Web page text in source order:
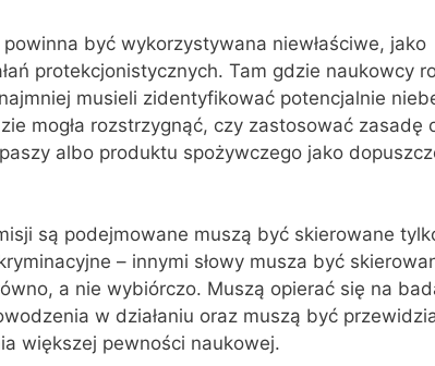
być wykorzystywana niewłaściwe, jako
protekcjonistycznych. Tam gdzie naukowcy
musieli zidentyfikować potencjalnie
mogła rozstrzygnąć, czy zastosować zasadę
albo produktu spożywczego jako
są podejmowane muszą być skierowane
– innymi słowy musza być
a nie wybiórczo. Muszą opierać się na
w działaniu oraz muszą być
większej pewności naukowej.